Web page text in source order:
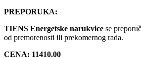
PREPORUKA:
TIENS Energetske narukvice se
od premorenosti ili prekomernog rada.
CENA: 11410.00